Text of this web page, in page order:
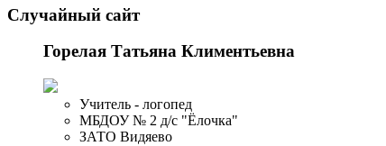
Случайный сайт
Горелая Татьяна Климентьевна
Учитель - логопед
МБДОУ № 2 д/с "Ёлочка"
ЗАТО Видяево